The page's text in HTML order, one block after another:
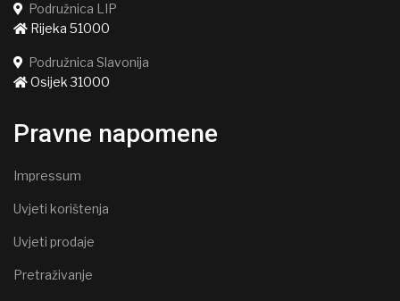
Podružnica LIP
Rijeka 51000
Podružnica Slavonija
Osijek 31000
Pravne napomene
Impressum
Uvjeti korištenja
Uvjeti prodaje
Pretraživanje